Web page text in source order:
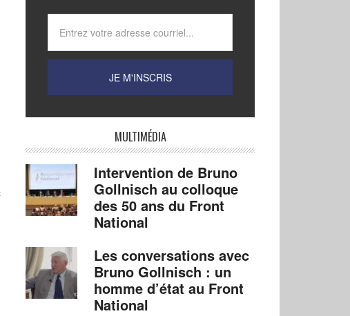
MULTIMÉDIA
Intervention de Bruno
Gollnisch au colloque
des 50 ans du Front
National
Les conversations avec
Bruno Gollnisch : un
homme d’état au Front
National